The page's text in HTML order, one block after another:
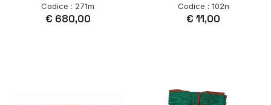
Codice : 271m
€ 680,00
Codice : 102n
€ 11,00